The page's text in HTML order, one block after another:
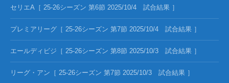
セリエA［ 25-26シーズン 第6節 2025/10/4 試合結果 ］
プレミアリーグ［ 25-26シーズン 第7節 2025/10/4 試合結果 ］
エールディビジ［ 25-26シーズン 第8節 2025/10/3 試合結果 ］
リーグ・アン［ 25-26シーズン 第7節 2025/10/3 試合結果 ］